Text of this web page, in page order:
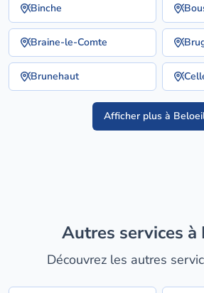
Binche
Braine-le-Comte
Brunehaut
Afficher plus à
Autres services
Découvrez les autres